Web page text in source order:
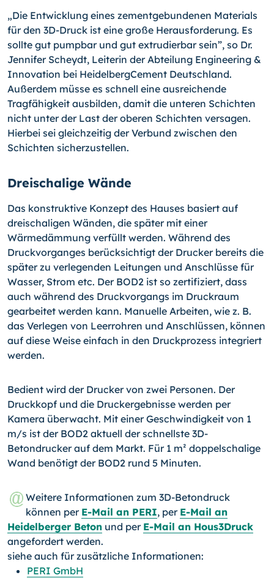
„Die Entwicklung eines zementgebundenen Materials
für den 3D-Druck ist eine große Herausforderung. Es
sollte gut pumpbar und gut extrudierbar sein”, so Dr.
Jennifer Scheydt, Leiterin der Abteilung Engineering &
Innovation bei HeidelbergCement Deutschland.
Außerdem müsse es schnell eine ausreichende
Tragfähigkeit ausbilden, damit die unteren Schichten
nicht unter der Last der oberen Schichten versagen.
Hierbei sei gleichzeitig der Verbund zwischen den
Schichten sicherzustellen.
Dreischalige Wände
Das konstruktive Konzept des Hauses basiert auf
dreischaligen Wänden, die später mit einer
Wärmedämmung verfüllt werden. Während des
Druckvorganges berücksichtigt der Drucker bereits die
später zu verlegenden Leitungen und Anschlüsse für
Wasser, Strom etc. Der BOD2 ist so zertifiziert, dass
auch während des Druckvorgangs im Druckraum
gearbeitet werden kann. Manuelle Arbeiten, wie z. B.
das Verlegen von Leerrohren und Anschlüssen, können
auf diese Weise einfach in den Druckprozess integriert
werden.
Bedient wird der Drucker von zwei Personen. Der
Druckkopf und die Druckergebnisse werden per
Kamera überwacht. Mit einer Geschwindigkeit von 1
m/s ist der BOD2 aktuell der schnellste 3D-
Betondrucker auf dem Markt. Für 1 m² doppelschalige
Wand benötigt der BOD2 rund 5 Minuten.
Weitere Informationen zum 3D-Betondruck
können per E-Mail an PERI, per E-Mail an
Heidelberger Beton und per E-Mail an Hous3Druck
angefordert werden.
siehe auch für zusätzliche Informationen:
PERI GmbH